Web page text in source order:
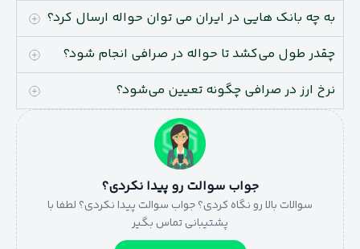
به چه بانک هایی در ایران می توان حواله ارسال کرد؟
چقدر طول می‌کشد تا حواله در صرافی انجام شود؟
نرخ ارز در صرافی چگونه تعیین می‌شود؟
جواب سوالت رو پیدا نکردی؟
سوالات بالا رو نگاه کردی؟ جواب سوالت پیدا نکردی؟ لطفا با
پشتیبانی تماس بگیر